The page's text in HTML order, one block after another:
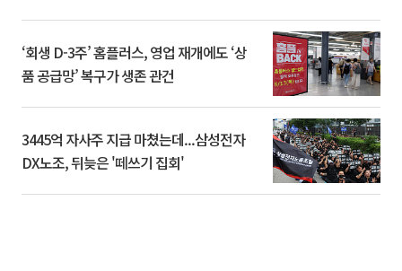
‘회생 D-3주’ 홈플러스, 영업 재개에도 ‘상
품 공급망’ 복구가 생존 관건
3445억 자사주 지급 마쳤는데...삼성전자
DX노조, 뒤늦은 '떼쓰기 집회'